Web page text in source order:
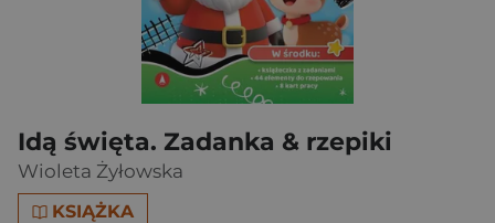
Idą święta. Zadanka & rzepiki
Wioleta Żyłowska
KSIĄŻKA